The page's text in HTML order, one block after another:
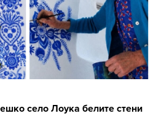
село Лоука белите стени